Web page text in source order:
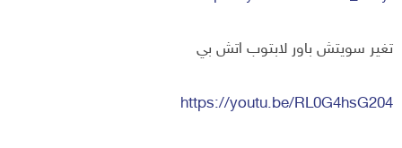
تغير سويتش باور لابتوب اتش بي
https://youtu.be/RL0G4hsG204